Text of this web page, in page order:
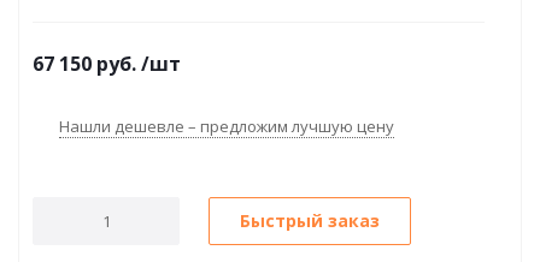
67 150 руб./шт
Нашли дешевле – предложим лучшую цену
Быстрый заказ